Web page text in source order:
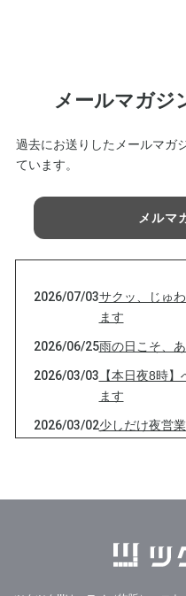
メールマガジ
過去にお送りしたメールマガ
ています。
メルマ
2026/07/03サクッ、じゅ
ます
2026/06/25雨の日こそ、
2026/03/03 【本日夜8時
ます
2026/03/02少しだけ夜営
全力営業しま
しうどん 、ご